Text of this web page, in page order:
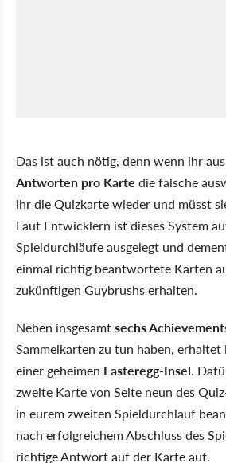
Das ist auch nötig, denn wenn ihr
Antworten pro Karte die falsche
ihr die Quizkarte wieder und müsst
Laut Entwicklern ist dieses System
Spieldurchläufe ausgelegt und
einmal richtig beantwortete Karten
zukünftigen Guybrushs erhalten.
Neben insgesamtsechs
Sammelkarten zu tun haben, erhaltet
einer geheimen Easteregg-Insel.
zweite Karte von Seite neun des
in eurem zweiten Spieldurchlauf
nach erfolgreichem Abschluss des
richtige Antwort auf der Karte auf.